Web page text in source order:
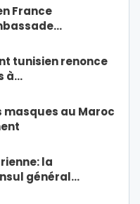
France
tunisien renonce
à…
au Maroc
la
général…